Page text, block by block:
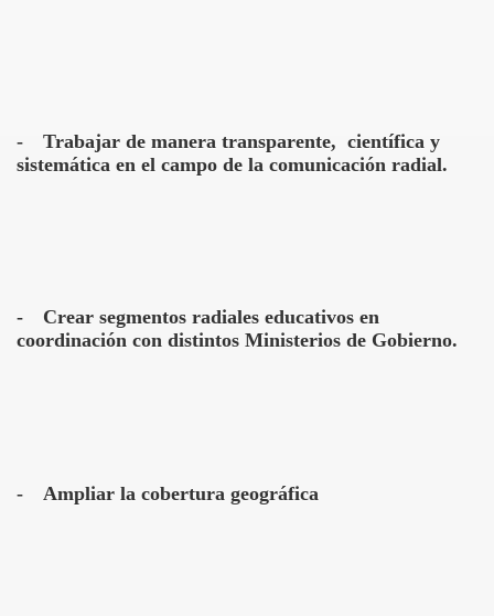
-
Trabajar de manera transparente, científica y
sistemática en el campo de la comunicación radial.
-
Crear segmentos radiales educativos en
coordinación con distintos Ministerios de Gobierno.
- Ampliar la cobertura geográfica